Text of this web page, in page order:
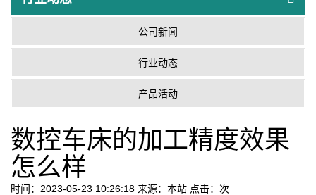
公司新闻
行业动态
产品活动
数控车床的加工精度效果
怎么样
时间：2023-05-23 10:26:18 来源：本站 点击： 次